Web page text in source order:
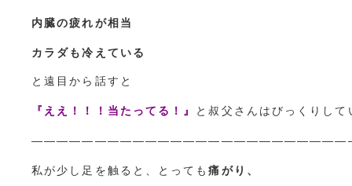
内臓の疲れが相当
カラダも冷えている
と遠目から話すと
『ええ！！！当たってる！』 と叔父さんはびっくりして
私が少し足を触ると、とっても痛がり、